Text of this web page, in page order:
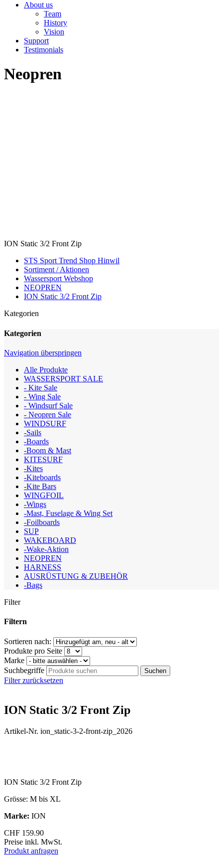
About us
Team
History
Vision
Support
Testimonials
Neopren
ION Static 3/2 Front Zip
STS Sport Trend Shop Hinwil
Sortiment / Aktionen
Wassersport Webshop
NEOPREN
ION Static 3/2 Front Zip
Kategorien
Kategorien
Navigation überspringen
Alle Produkte
WASSERSPORT SALE
- Kite Sale
- Wing Sale
- Windsurf Sale
- Neopren Sale
WINDSURF
-Sails
-Boards
-Boom & Mast
KITESURF
-Kites
-Kiteboards
-Kite Bars
WINGFOIL
-Wings
-Mast, Fuselage & Wing Set
-Foilboards
SUP
WAKEBOARD
-Wake-Aktion
NEOPREN
HARNESS
AUSRÜSTUNG & ZUBEHÖR
-Bags
Filter
Filtern
Sortieren nach:
Produkte pro Seite
Marke
Suchbegriffe
Filter zurücksetzen
ION Static 3/2 Front Zip
Artikel-Nr. ion_static-3-2-front-zip_2026
ION Static 3/2 Front Zip
Grösse: M bis XL
Marke: ION
CHF 159.90
Preise inkl. MwSt.
Produkt anfragen